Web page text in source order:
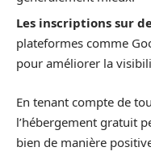
Les inscriptions sur
plateformes comme
pour améliorer la
En tenant compte de
l’hébergement gratuit
bien de manière